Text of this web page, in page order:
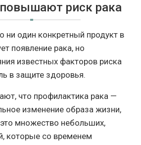
риск рака
ни один конкретный продукт в
появление рака, но
известных факторов риска
в защите здоровья.
что профилактика рака —
изменение образа жизни,
множество небольших,
которые со временем